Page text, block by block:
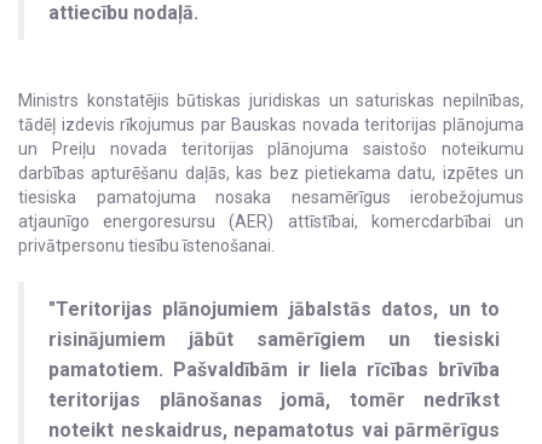
attiecību nodaļā.
Ministrs konstatējis būtiskas juridiskas un saturiskas nepilnības,
tādēļ izdevis rīkojumus par Bauskas novada teritorijas plānojuma
un Preiļu novada teritorijas plānojuma saistošo noteikumu
darbības apturēšanu daļās, kas bez pietiekama datu, izpētes un
tiesiska pamatojuma nosaka nesamērīgus ierobežojumus
atjaunīgo energoresursu (AER) attīstībai, komercdarbībai un
privātpersonu tiesību īstenošanai.
"Teritorijas plānojumiem jābalstās datos, un to
risinājumiem jābūt samērīgiem un tiesiski
pamatotiem. Pašvaldībām ir liela rīcības brīvība
teritorijas plānošanas jomā, tomēr nedrīkst
noteikt neskaidrus, nepamatotus vai pārmērīgus